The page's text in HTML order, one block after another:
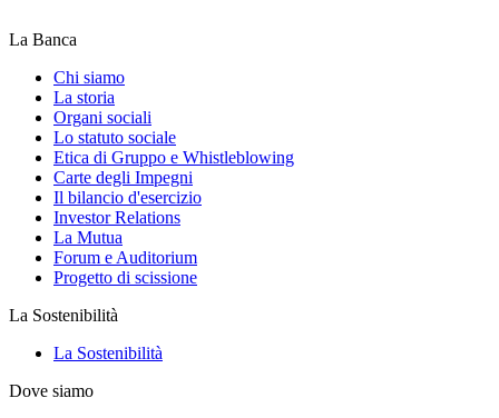
La Banca
Chi siamo
La storia
Organi sociali
Lo statuto sociale
Etica di Gruppo e Whistleblowing
Carte degli Impegni
Il bilancio d'esercizio
Investor Relations
La Mutua
Forum e Auditorium
Progetto di scissione
La Sostenibilità
La Sostenibilità
Dove siamo